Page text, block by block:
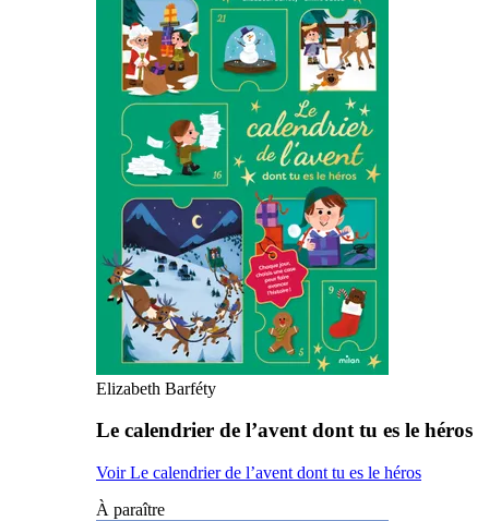
Elizabeth Barféty
Le calendrier de l’avent dont tu es le héros
Voir Le calendrier de l’avent dont tu es le héros
À paraître